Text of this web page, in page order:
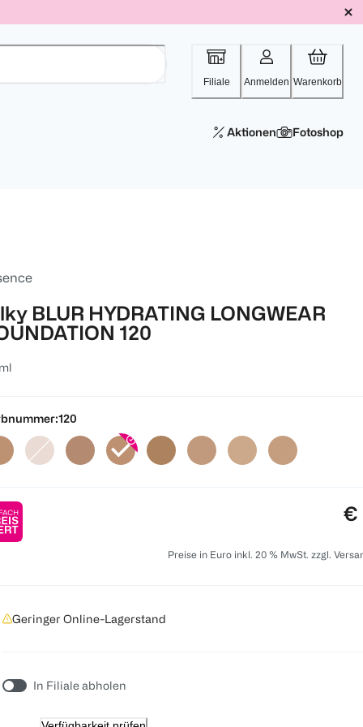
Filiale Anmelden Warenkorb
Aktionen Fotoshop
BLUR HYDRATING LONGWEAR
120
120
€
Preise in Euro inkl. 20 % MwSt. zzgl.
Geringer Online-Lagerstand
In Filiale abholen